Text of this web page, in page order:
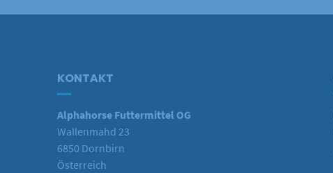
KONTAKT
Alphahorse Futtermittel OG
Wallenmahd 23
6850 Dornbirn
Österreich